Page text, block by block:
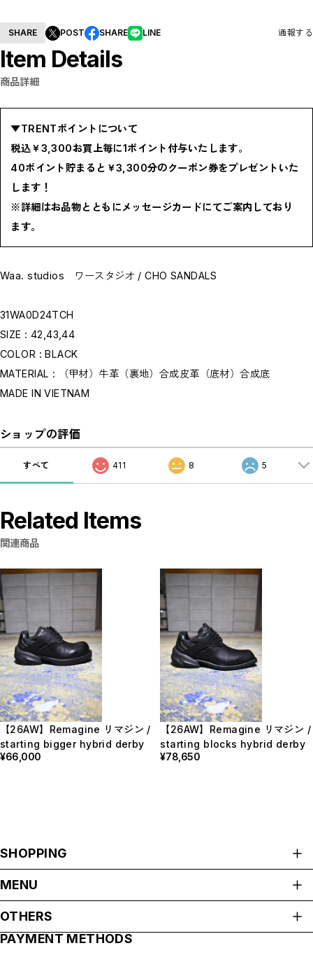
BOTTOMS / ボトムス
SHOES / スニーカー,ブーツ,サンダル
HAT,CAP / ハット,キャップ
ACCESSORY / リング,ブレスレット
GOODS / ウォレット,バッグ,ベルト,ソックス
HOME / 照明
RESTOCK / 再入荷
private
CLOSE
SHARE POST SHARE LINE 通報する
Item Details
商品詳細
▼TRENTポイントについて
税込￥3,300お買上毎に1ポイント付与いたします。
40ポイント貯まると￥3,300分のクーポン券をプレゼントいた
します！
※詳細はお品物とともにメッセージカードにてご案内しており
ます。
Waa. studios ワースタジオ / CHO SANDALS
31WA0D24TCH
SIZE : 42,43,44
COLOR : BLACK
MATERIAL : （甲材）牛革（裏地）合成皮革（底材）合成底
MADE IN VIETNAM
ショップの評価
すべて 411 8 5
Related Items
関連商品
【26AW】Remagine リマジン /
starting bigger hybrid derby
¥66,000
【26AW】Remagine リマジン /
starting blocks hybrid derby
¥78,650
SHOPPING
MENU
SHOP GUIDE
OTHERS
プライバシーポリシー
PAYMENT METHODS